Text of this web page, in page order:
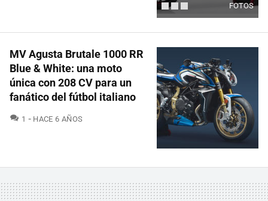
FOTOS
MV Agusta Brutale 1000 RR
Blue & White: una moto
única con 208 CV para un
fanático del fútbol italiano
1 COMENTARIOS
HACE 6 AÑOS